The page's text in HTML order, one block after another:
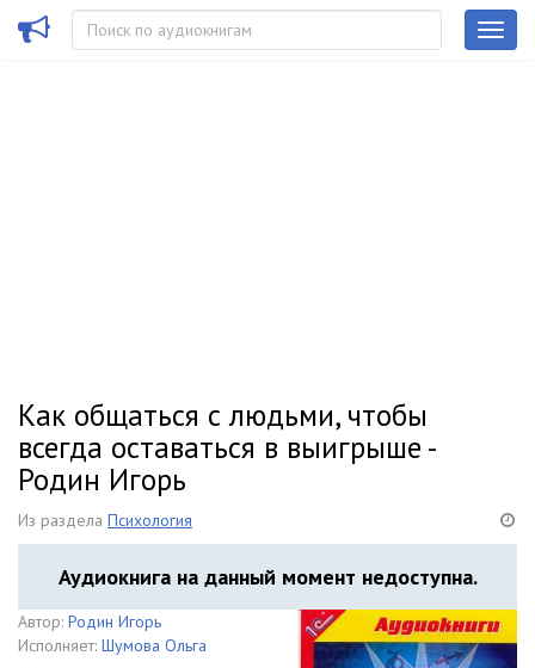
Как общаться с людьми, чтобы
всегда оставаться в выигрыше -
Родин Игорь
Из раздела Психология
Аудиокнига на данный момент недоступна.
Автор: Родин Игорь
Исполняет: Шумова Ольга